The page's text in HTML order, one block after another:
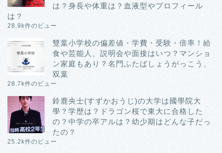
は？身長や体重は？血液型やプロフィール
は？
28.9k件のビュー
雙葉小学校の偏差値・学費・受験・倍率！給
食や芸能人、説明会や面接はいつ？マンショ
ン家庭もあり？名門ふたばしょうがっこう、
双葉
28.7k件のビュー
鈴鹿央士(すずかおうじ)の大学は國學院大
學？学歴は？ドラゴン桜で東大に合格した
の？中学の卒アルは？幼少期はどんな子だっ
たの？
25.2k件のビュー